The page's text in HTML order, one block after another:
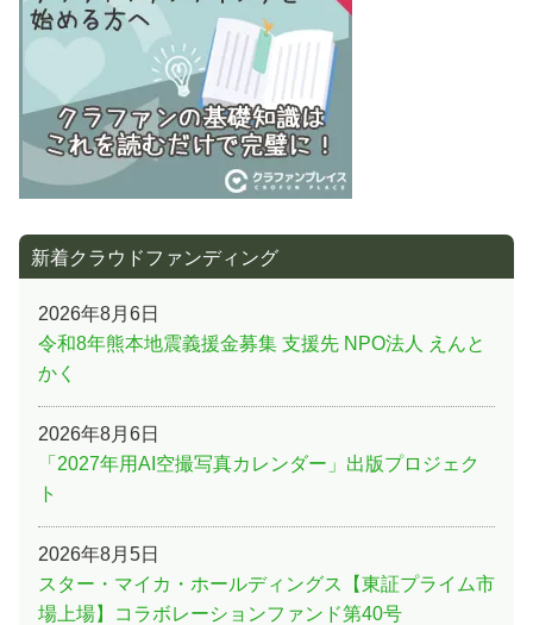
ン
新着クラウドファンディング
2026年8月6日
令和8年熊本地震義援金募集 支援先 NPO法人 えんと
かく
2026年8月6日
「2027年用AI空撮写真カレンダー」出版プロジェク
ト
2026年8月5日
スター・マイカ・ホールディングス【東証プライム市
場上場】コラボレーションファンド第40号